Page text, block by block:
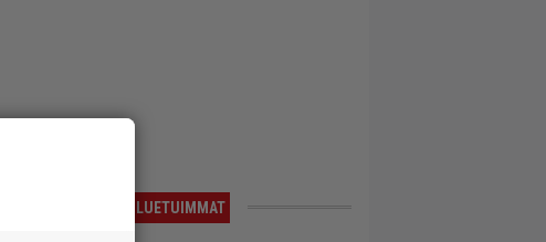
LUETUIMMAT